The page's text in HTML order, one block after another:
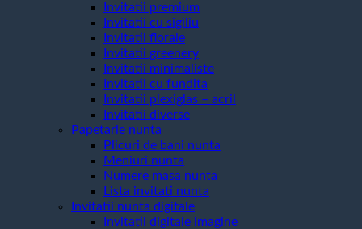
Invitatii premium
Invitatii cu sigiliu
Invitatii florale
Invitatii greenery
Invitatii minimaliste
Invitatii cu fundita
Invitatii plexiglas – acril
Invitatii diverse
Papetarie nunta
Plicuri de bani nunta
Meniuri nunta
Numere masa nunta
Lista invitati nunta
Invitatii nunta digitale
Invitatii digitale imagine